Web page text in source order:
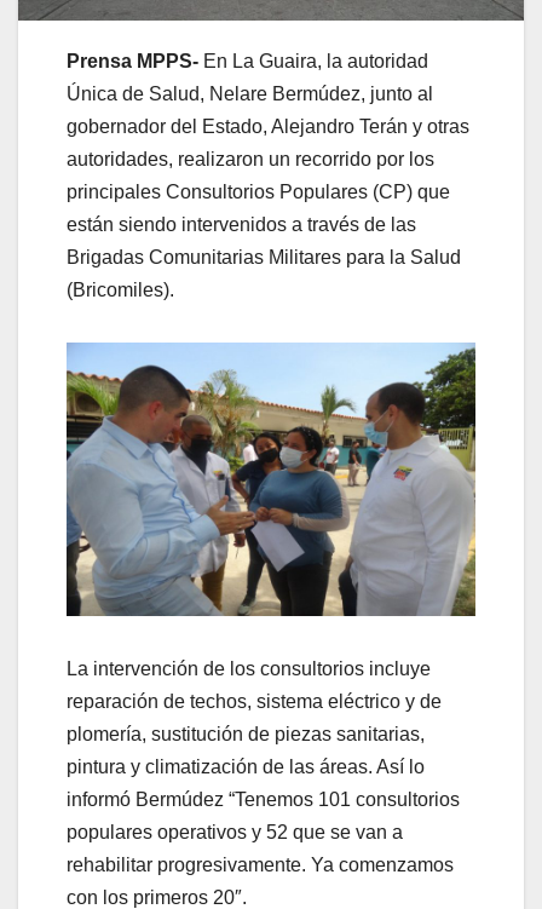
Prensa MPPS- En La Guaira, la autoridad
Única de Salud, Nelare Bermúdez, junto al
gobernador del Estado, Alejandro Terán y otras
autoridades, realizaron un recorrido por los
principales Consultorios Populares (CP) que
están siendo intervenidos a través de las
Brigadas Comunitarias Militares para la Salud
(Bricomiles).
La intervención de los consultorios incluye
reparación de techos, sistema eléctrico y de
plomería, sustitución de piezas sanitarias,
pintura y climatización de las áreas. Así lo
informó Bermúdez “Tenemos 101 consultorios
populares operativos y 52 que se van a
rehabilitar progresivamente. Ya comenzamos
con los primeros 20″.